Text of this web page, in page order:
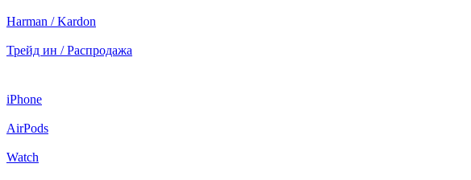
Harman / Kardon
Трейд ин / Распродажа
iPhone
AirPods
Watch